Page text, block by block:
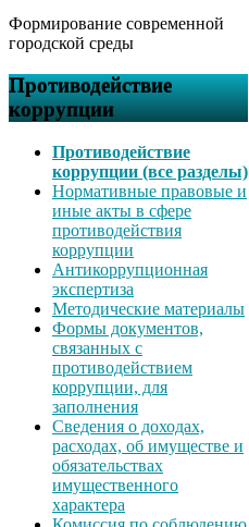
Формирование современной
городской среды
Противодействие
коррупции
Противодействие
коррупции (все разделы)
Нормативные правовые и
иные акты в сфере
противодействия
коррупции
Антикоррупционная
экспертиза
Методические материалы
Формы документов,
связанных с
противодействием
коррупции, для
заполнения
Сведения о доходах,
расходах, об имуществе и
обязательствах
имущественного
характера